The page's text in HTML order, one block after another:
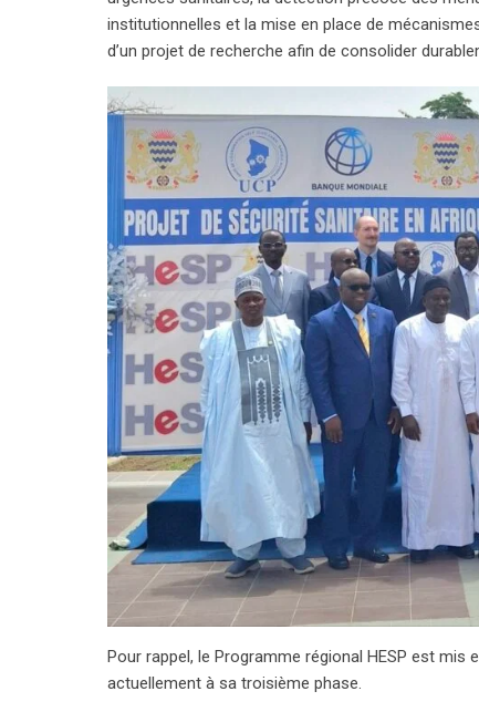
institutionnelles et la mise en place de
d’un projet de recherche afin de consolider
Pour rappel, le Programme régional HESP est
actuellement à sa troisième phase.